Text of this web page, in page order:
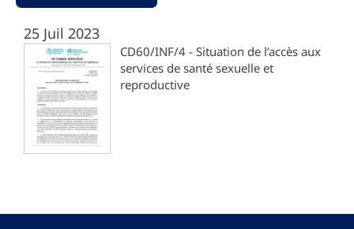
25 Juil 2023
CD60/INF/4 - Situation de l’accès aux
services de santé sexuelle et
reproductive